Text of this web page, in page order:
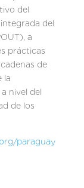
del
del
a
prácticas
de
la
nivel del
de los
paraguay